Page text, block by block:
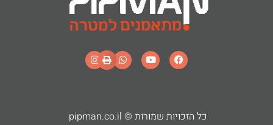
כל הזכויות שמורות © pipman.co.il